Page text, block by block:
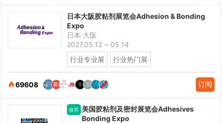
日本大阪胶粘剂展览会Adhesion & Bonding
Expo
日本·大阪
2027.05.12 ~ 05.14
行业专业展
行业热门展
69608 订阅
推荐 美国胶粘剂及密封展览会Adhesives
Bonding Expo